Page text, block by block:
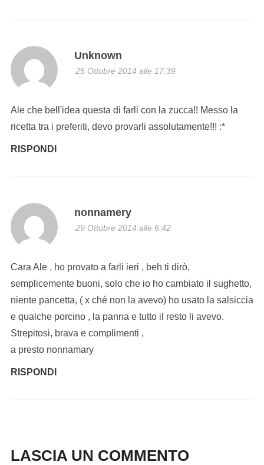
Unknown
25 Ottobre 2014 alle 17:39
Ale che bell'idea questa di farli con la zucca!! Messo la
ricetta tra i preferiti, devo provarli assolutamente!!! :*
RISPONDI
nonnamery
29 Ottobre 2014 alle 6:42
Cara Ale , ho provato a farli ieri , beh ti dirò,
semplicemente buoni, solo che io ho cambiato il sughetto,
niente pancetta, ( x ché non la avevo) ho usato la salsiccia
e qualche porcino , la panna e tutto il resto li avevo.
Strepitosi, brava e complimenti ,
a presto nonnamary
RISPONDI
LASCIA UN COMMENTO